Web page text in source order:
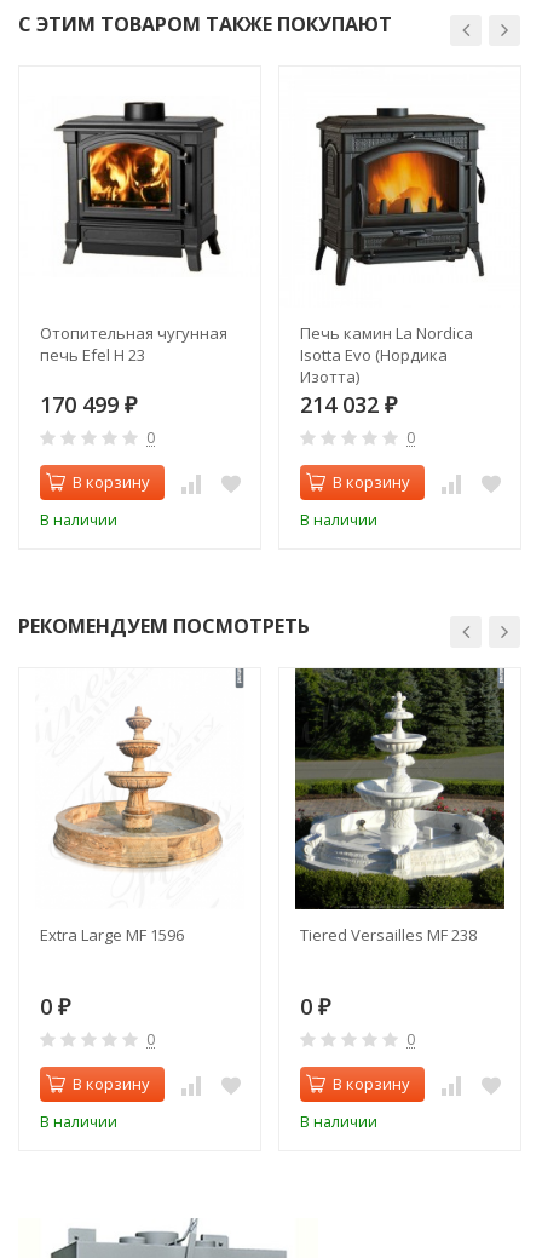
С ЭТИМ ТОВАРОМ ТАКЖЕ ПОКУПАЮТ
Отопительная чугунная
печь Efel H 23
170 499 ₽
0
В корзину
В наличии
Печь камин La Nordica
Isotta Evo (Нордика
Изотта)
214 032 ₽
0
В корзину
В наличии
РЕКОМЕНДУЕМ ПОСМОТРЕТЬ
Extra Large MF 1596
0 ₽
0
В корзину
В наличии
Tiered Versailles MF 238
0 ₽
0
В корзину
В наличии